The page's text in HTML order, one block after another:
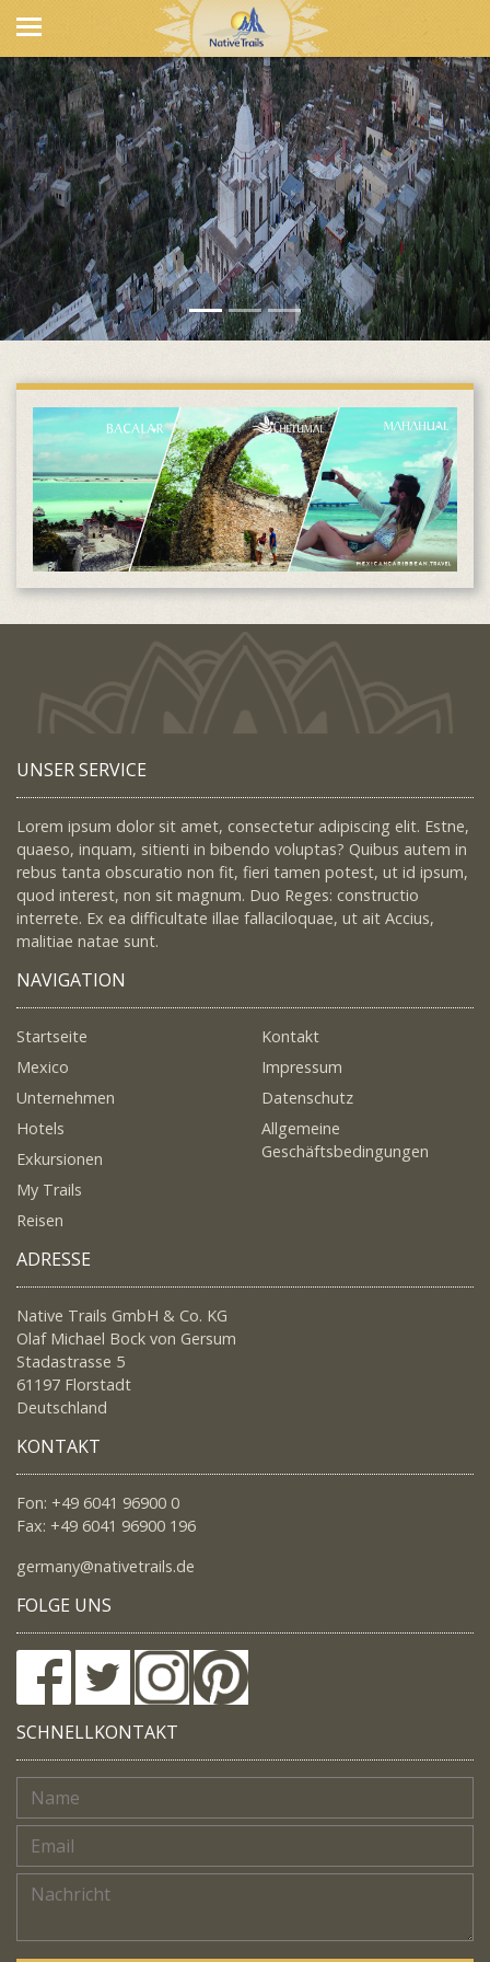
UNSER SERVICE
Lorem ipsum dolor sit amet, consectetur adipiscing elit. Estne,
quaeso, inquam, sitienti in bibendo voluptas? Quibus autem in
rebus tanta obscuratio non fit, fieri tamen potest, ut id ipsum,
quod interest, non sit magnum. Duo Reges: constructio
interrete. Ex ea difficultate illae fallaciloquae, ut ait Accius,
malitiae natae sunt.
NAVIGATION
Startseite
Mexico
Unternehmen
Hotels
Exkursionen
My Trails
Reisen
Kontakt
Impressum
Datenschutz
Allgemeine
Geschäftsbedingungen
ADRESSE
Native Trails GmbH & Co. KG
Olaf Michael Bock von Gersum
Stadastrasse 5
61197 Florstadt
Deutschland
KONTAKT
Fon: +49 6041 96900 0
Fax: +49 6041 96900 196
germany@nativetrails.de
FOLGE UNS
SCHNELLKONTAKT